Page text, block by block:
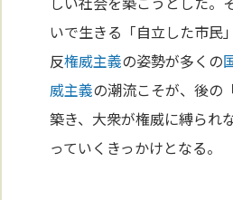
いで生きる「自立した市民
反権威主義の姿勢が多くの
威主義の潮流こそが、後の
築き、大衆が権威に縛られ
っていくきっかけとなる。